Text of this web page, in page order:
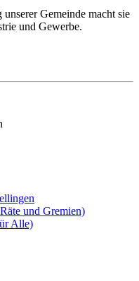
Gemeinde macht sie
und Gewerbe.
und Gremien)
Alle)